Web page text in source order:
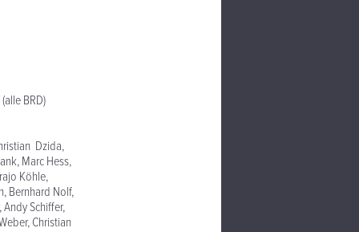
BRD)
Dzida,
Marc Hess,
Köhle,
Bernhard Nolf,
Schiffer,
Christian